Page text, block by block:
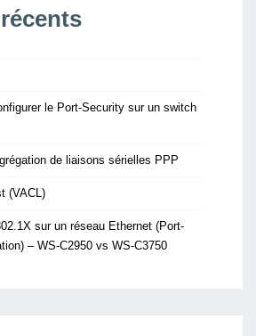
le Port-Security sur un switch
de liaisons sérielles PPP
(VACL)
sur un réseau Ethernet (Port-
– WS-C2950 vs WS-C3750